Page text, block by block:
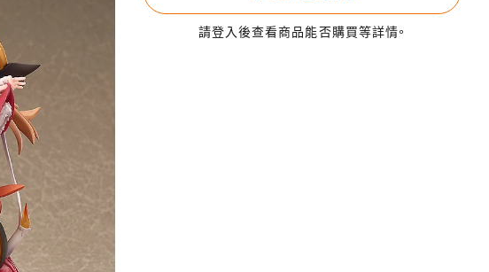
請登入後查看商品能否購買等詳情。